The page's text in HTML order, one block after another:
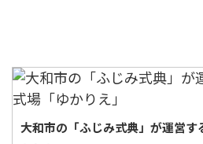
大和市の「ふじみ式典」が運営す